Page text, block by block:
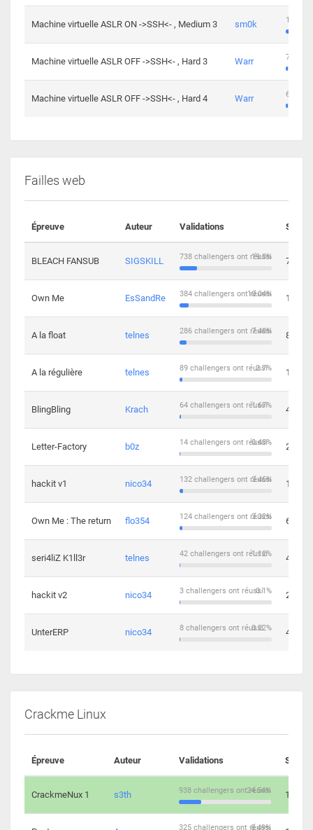
Machine virtuelle ASLR ON ->SSH<- , Medium 3 sm0k 115
Machine virtuelle ASLR OFF ->SSH<- , Hard 3 Warr 76
Machine virtuelle ASLR OFF ->SSH<- , Hard 4 Warr 63
Failles web
Épreuve Auteur Validations
BLEACH FANSUB SIGSKILL 19.3%
738 challengers ont réussi 7
Own Me EsSandRe 10.04%
384 challengers ont réussi 13
A la float telnes 7.48%
286 challengers ont réussi 8
A la régulière telnes 2.7%
89 challengers ont réussi 10
BlingBling Krach 1.67%
64 challengers ont réussi 4
Letter-Factory b0z 0.43%
14 challengers ont réussi 2
hackit v1 nico34 3.45%
132 challengers ont réussi 12
Own Me : The return flo354 3.32%
124 challengers ont réussi 6
seri4liZ K1ll3r telnes 1.12%
42 challengers ont réussi 4
hackit v2 nico34 0.1%
3 challengers ont réussi 2
UnterERP nico34 0.22%
8 challengers ont réussi 4
Crackme Linux
Épreuve Auteur Validations
CrackmeNux 1 s3th 24.54%
938 challengers ont réussi 14
8.49%
325 challengers ont réussi